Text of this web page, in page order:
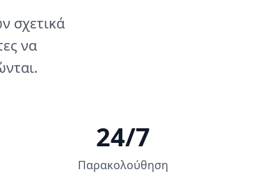
σχετικά
να
24/7
Παρακολούθηση